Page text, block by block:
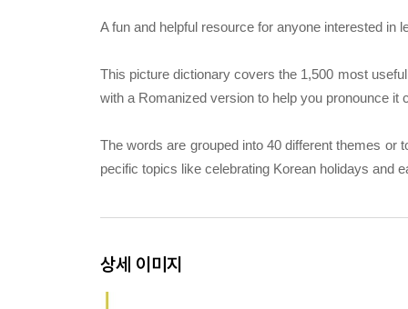
A fun and helpful resource for anyone interested in
This picture dictionary covers the 1,500 most
with a Romanized version to help you pronounce it
The words are grouped into 40 different themes or
pecific topics like celebrating Korean holidays and
상세 이미지